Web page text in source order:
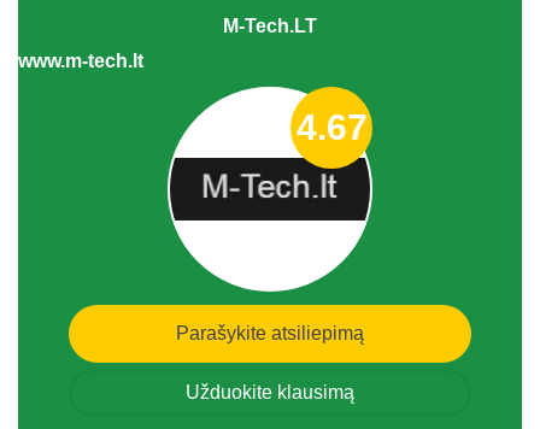
M-Tech.LT
www.m-tech.lt
4.67
Parašykite atsiliepimą
Užduokite klausimą